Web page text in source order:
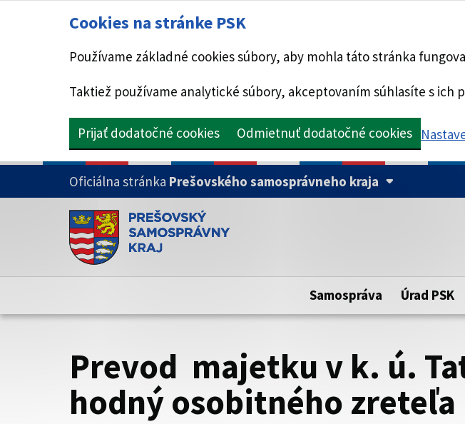
Cookies na stránke PSK
Používame základné cookies súbory, aby mohla táto stránka
Taktiež používame analytické súbory, akceptovaním súhlasíte s ich
Prijať dodatočné cookies Odmietnuť dodatočné cookies
PRESKOČIŤ NA HLAVNÝ OBSAH
Oficiálna stránka Prešovského samosprávneho kraja
Doména psk.sk je oficiálna
Toto je oficiálna webová stránka Prešovského samosprávneho kraja.
Samospráva Úrad PSK
Prevod majetku v k. ú.
hodný osobitného zreteľa